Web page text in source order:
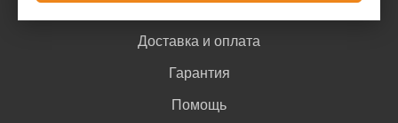
Доставка и оплата
Гарантия
Помощь